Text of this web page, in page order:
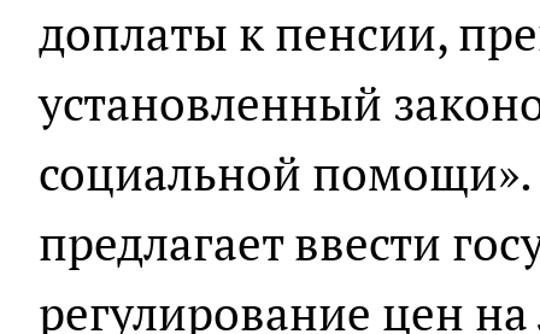
доплаты к пенсии,
установленный
социальной помощи».
предлагает ввести
регулирование цен